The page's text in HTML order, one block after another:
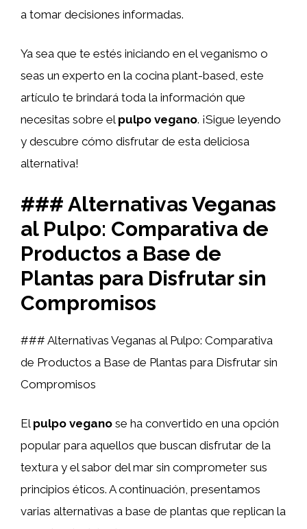
a tomar decisiones informadas.
Ya sea que te estés iniciando en el veganismo o
seas un experto en la cocina plant-based, este
artículo te brindará toda la información que
necesitas sobre el pulpo vegano. ¡Sigue leyendo
y descubre cómo disfrutar de esta deliciosa
alternativa!
### Alternativas Veganas
al Pulpo: Comparativa de
Productos a Base de
Plantas para Disfrutar sin
Compromisos
### Alternativas Veganas al Pulpo: Comparativa
de Productos a Base de Plantas para Disfrutar sin
Compromisos
El pulpo vegano se ha convertido en una opción
popular para aquellos que buscan disfrutar de la
textura y el sabor del mar sin comprometer sus
principios éticos. A continuación, presentamos
varias alternativas a base de plantas que replican la